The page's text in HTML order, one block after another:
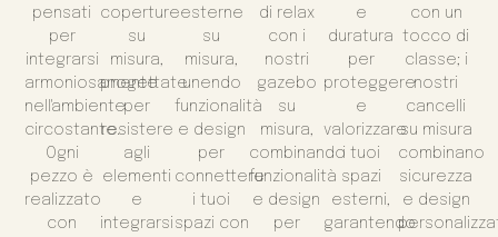
pensati
per
integrarsi
armoniosamente
nell'ambiente
circostante.
Ogni
pezzo è
realizzato
con
coperture
su
misura,
progettate
per
resistere
agli
elementi
e
integrarsi
esterne
su
misura,
unendo
funzionalità
e design
per
connettere
i tuoi
spazi con
di relax
con i
nostri
gazebo
su
misura,
combinando
funzionalità
e design
per
e
duratura
per
proteggere
e
valorizzare
i tuoi
spazi
esterni,
garantendo
con un
tocco di
classe; i
nostri
cancelli
su misura
combinano
sicurezza
e design